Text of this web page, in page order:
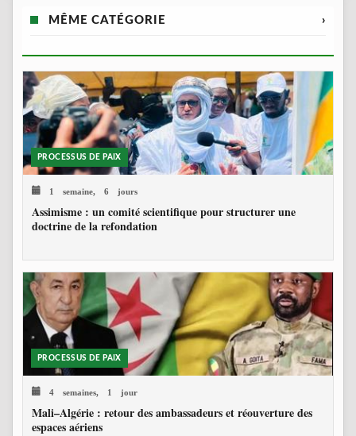
MÊME CATÉGORIE ›
PROCESSUS DE PAIX
1 semaine, 6 jours
Assimisme : un comité scientifique pour structurer une
doctrine de la refondation
PROCESSUS DE PAIX
4 semaines, 1 jour
Mali–Algérie : retour des ambassadeurs et réouverture des
espaces aériens